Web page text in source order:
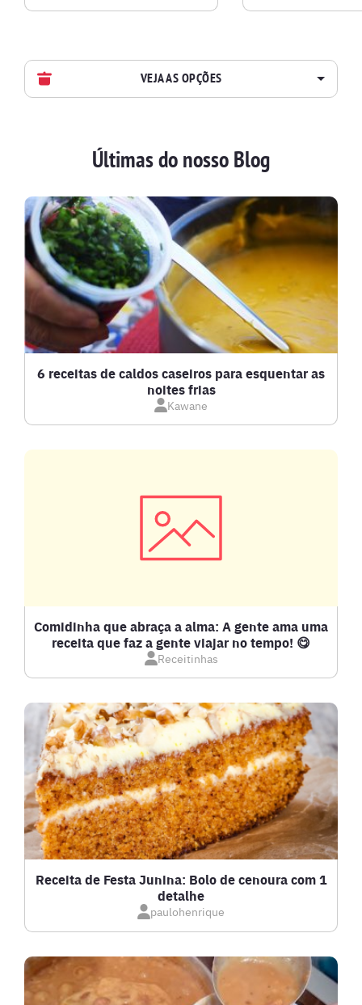
VEJA AS OPÇÕES
BATIDAS
BEBIDAS E DRINKS
BISCOITOS
BOLOS E TORTAS
CALDOS
CARNE BOVINA
COMPOTAS E GELEIAS
DOCES E SOBREMESAS
DRINKS
FRANGO
FRUTOS DO MAR
GRATINADOS
LANCHES
Últimas do nosso Blog
6 receitas de caldos caseiros para esquentar as
noites frias
Kawane
Comidinha que abraça a alma: A gente ama uma
receita que faz a gente viajar no tempo! 😋
Receitinhas
Receita de Festa Junina: Bolo de cenoura com 1
detalhe
paulohenrique